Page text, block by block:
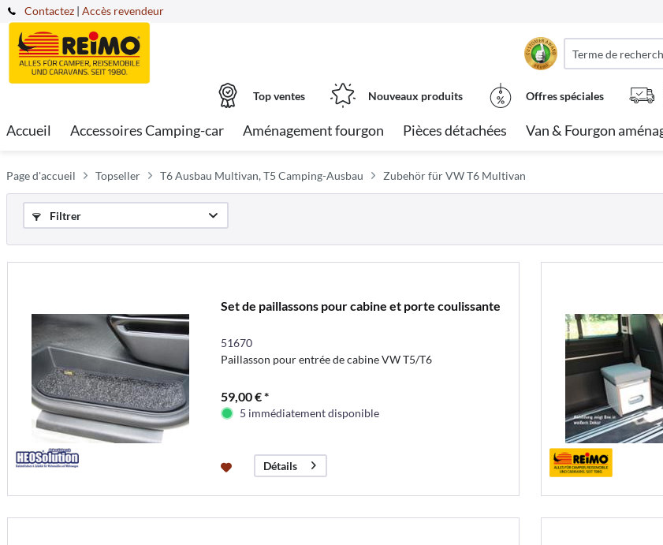
Contactez | Accès revendeur
Top ventes Nouveaux produits Offres spéciales
Accueil Accessoires Camping-car Aménagement fourgon Pièces détachées Van & Fourgon
Page d'accueil Topseller T6 Ausbau Multivan, T5 Camping-Ausbau Zubehör für VW T6 Multivan
Filtrer
Set de paillassons pour cabine et porte coulissante
51670
Paillasson pour entrée de cabine VW T5/T6
59,00 € *
5 immédiatement disponible
Détails